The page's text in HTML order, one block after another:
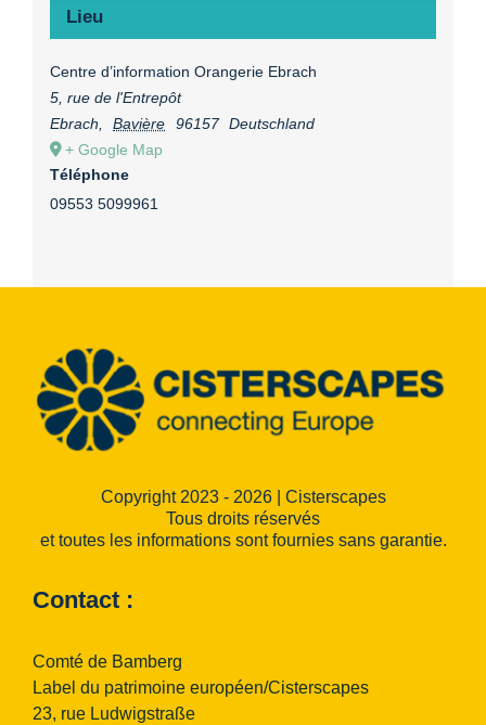
Lieu
Centre d’information Orangerie Ebrach
5, rue de l'Entrepôt
Ebrach
Bavière 96157 Deutschland
+ Google Map
Téléphone
09553 5099961
Copyright 2023 - 2026 | Cisterscapes
Tous droits réservés
et toutes les informations sont fournies sans garantie.
Contact :
Comté de Bamberg
Label du patrimoine européen/Cisterscapes
23, rue Ludwigstraße